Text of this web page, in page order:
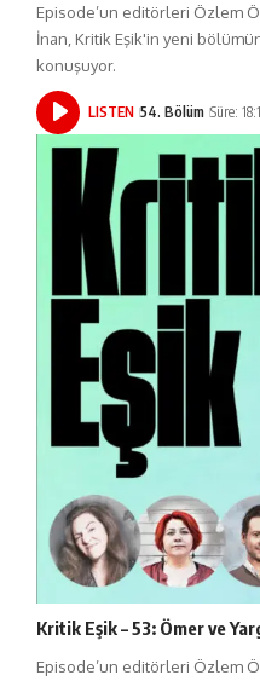
Episode’un editörleri Özlem
İnan, Kritik Eşik'in yeni
konuşuyor.
LISTEN 54. Bölüm Süre:
Kritik Eşik – 53: Ömer ve
Episode’un editörleri Özlem